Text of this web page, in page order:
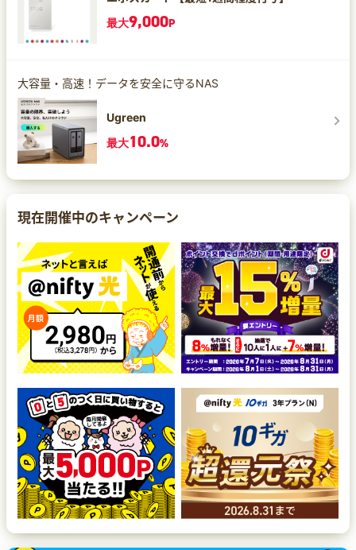
最大9,000P
大容量・高速！データを安全に守るNAS
Ugreen
最大10.0%
現在開催中のキャンペーン